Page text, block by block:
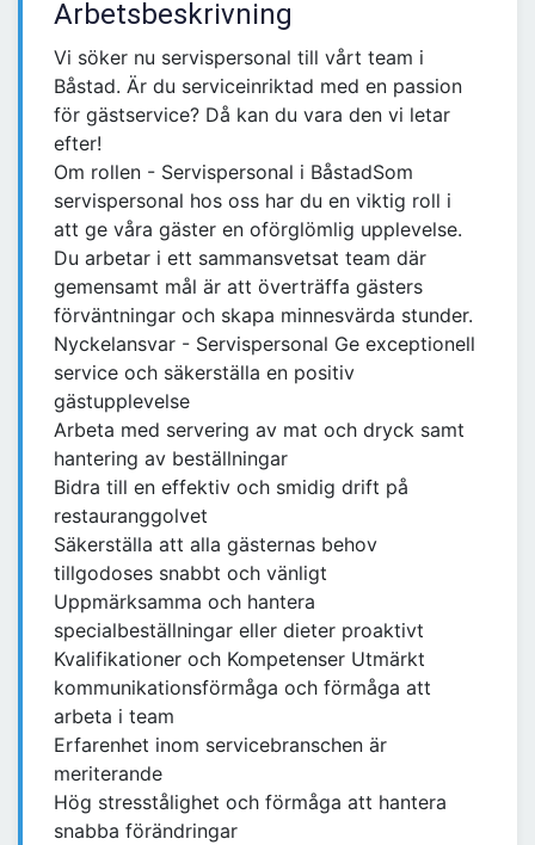
Arbetsbeskrivning
Vi söker nu servispersonal till vårt team i
Båstad. Är du serviceinriktad med en passion
för gästservice? Då kan du vara den vi letar
efter!
Om rollen - Servispersonal i BåstadSom
servispersonal hos oss har du en viktig roll i
att ge våra gäster en oförglömlig upplevelse.
Du arbetar i ett sammansvetsat team där
gemensamt mål är att överträffa gästers
förväntningar och skapa minnesvärda stunder.
Nyckelansvar - Servispersonal Ge exceptionell
service och säkerställa en positiv
gästupplevelse
Arbeta med servering av mat och dryck samt
hantering av beställningar
Bidra till en effektiv och smidig drift på
restauranggolvet
Säkerställa att alla gästernas behov
tillgodoses snabbt och vänligt
Uppmärksamma och hantera
specialbeställningar eller dieter proaktivt
Kvalifikationer och Kompetenser Utmärkt
kommunikationsförmåga och förmåga att
arbeta i team
Erfarenhet inom servicebranschen är
meriterande
Hög stresstålighet och förmåga att hantera
snabba förändringar